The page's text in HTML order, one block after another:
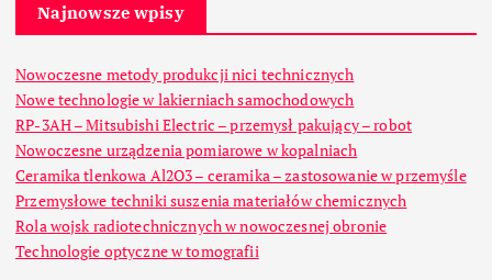
Najnowsze wpisy
Nowoczesne metody produkcji nici technicznych
Nowe technologie w lakierniach samochodowych
RP-3AH – Mitsubishi Electric – przemysł pakujący – robot
Nowoczesne urządzenia pomiarowe w kopalniach
Ceramika tlenkowa Al2O3 – ceramika – zastosowanie w przemyśle
Przemysłowe techniki suszenia materiałów chemicznych
Rola wojsk radiotechnicznych w nowoczesnej obronie
Technologie optyczne w tomografii